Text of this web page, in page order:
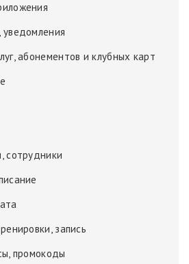
абонементов и клубных карт
сотрудники
запись
промокоды